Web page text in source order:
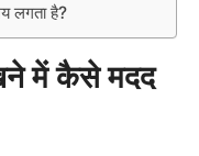
लगता है?
में कैसे मदद